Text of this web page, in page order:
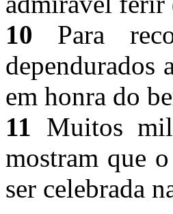
10 Para
em honra do
11 Muitos
mostram que
ser celebrada